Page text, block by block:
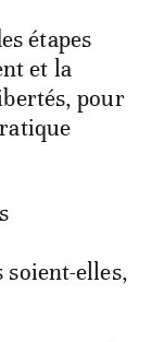
étapes
et la
pour
elles,